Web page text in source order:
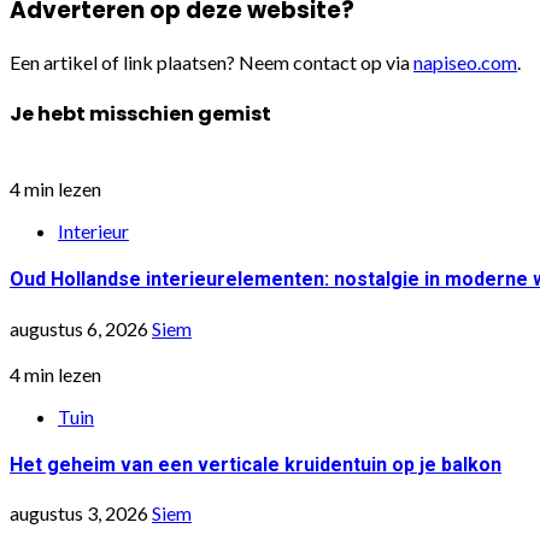
Adverteren op deze website?
Een artikel of link plaatsen? Neem contact op vianapiseo.com
Je hebt misschien gemist
4 min lezen
Interieur
Oud Hollandse interieurelementen: nostalgie in moderne
augustus 6, 2026Siem
4 min lezen
Tuin
Het geheim van een verticale kruidentuin op je balkon
augustus 3, 2026Siem